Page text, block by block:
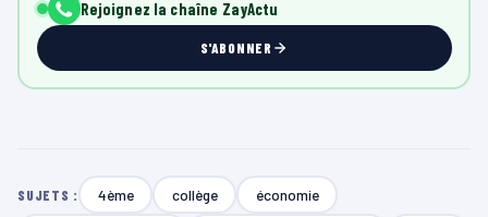
Rejoignez la chaîne ZayActu
S'ABONNER
SUJETS : 4ème collège économie